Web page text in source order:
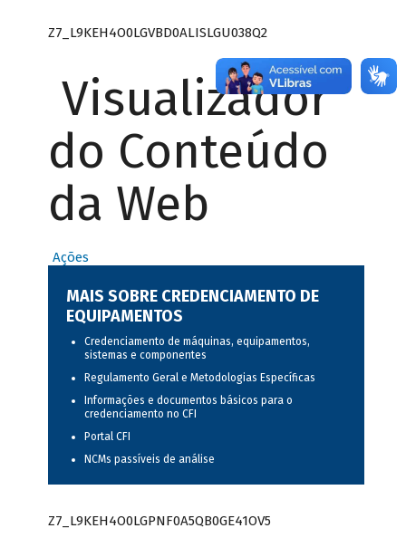
Z7_L9KEH4O0LGVBD0ALISLGU038Q2
Visualizador
do Conteúdo
da Web
Ações
MAIS SOBRE CREDENCIAMENTO DE
EQUIPAMENTOS
Credenciamento de máquinas, equipamentos,
sistemas e componentes
Regulamento Geral e Metodologias Específicas
Informações e documentos básicos para o
credenciamento no CFI
Portal CFI
NCMs passíveis de análise
Z7_L9KEH4O0LGPNF0A5QB0GE41OV5